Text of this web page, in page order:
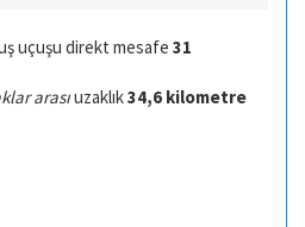
uçuşu direkt mesafe 31
arasıuzaklık34,6 kilometre